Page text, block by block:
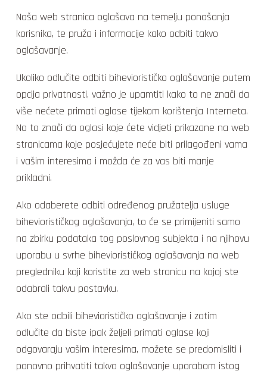
Naša web stranica oglašava na temelju ponašanja
korisnika, te pruža i informacije kako odbiti takvo
oglašavanje.
Ukoliko odlučite odbiti biheviorističko oglašavanje putem
opcija privatnosti, važno je upamtiti kako to ne znači da
više nećete primati oglase tijekom korištenja Interneta.
No to znači da oglasi koje ćete vidjeti prikazane na web
stranicama koje posjećujete neće biti prilagođeni vama
i vašim interesima i možda će za vas biti manje
prikladni.
Ako odaberete odbiti određenog pružatelja usluge
biheviorističkog oglašavanja, to će se primijeniti samo
na zbirku podataka tog poslovnog subjekta i na njihovu
uporabu u svrhe biheviorističkog oglašavanja na web
pregledniku koji koristite za web stranicu na kojoj ste
odabrali takvu postavku.
Ako ste odbili biheviorističko oglašavanje i zatim
odlučite da biste ipak željeli primati oglase koji
odgovaraju vašim interesima, možete se predomisliti i
ponovno prihvatiti takvo oglašavanje uporabom istog